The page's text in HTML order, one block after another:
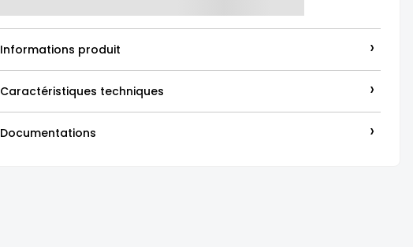
Informations produit ›
Caractéristiques techniques ›
Documentations ›